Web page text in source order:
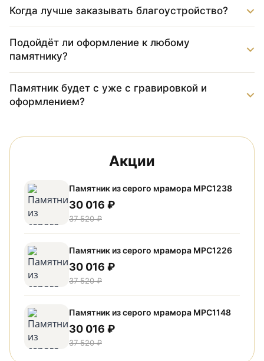
Когда лучше заказывать благоустройство?
Подойдёт ли оформление к любому
памятнику?
Памятник будет с уже с гравировкой и
оформлением?
Акции
Памятник из серого мрамора МРС1238
30 016 ₽
37 520 ₽
Памятник из серого мрамора МРС1226
30 016 ₽
37 520 ₽
Памятник из серого мрамора МРС1148
30 016 ₽
37 520 ₽